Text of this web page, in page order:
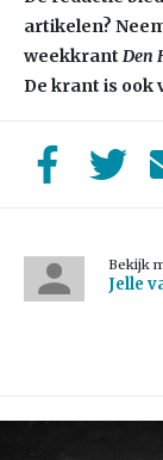
artikelen?
weekkrant Den
De krant is ook
Bekijk
Jelle